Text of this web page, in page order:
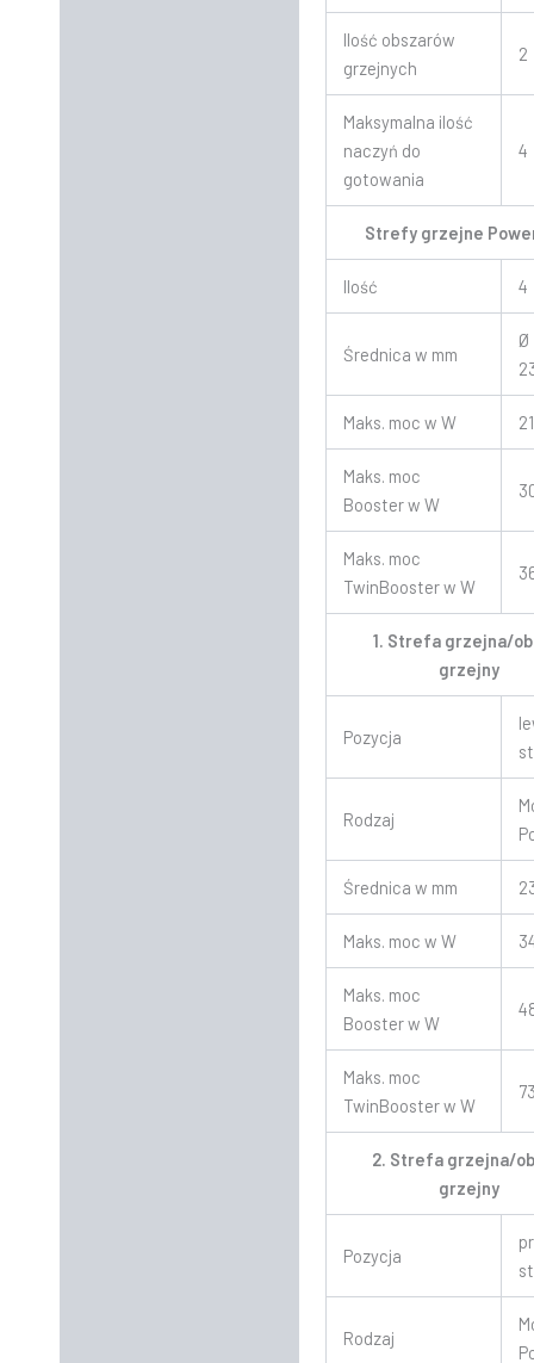
Ilość obszarów
grzejnych
2
Maksymalna ilość
naczyń do
gotowania
4
Strefy grzejne
Ilość 4
Średnica w mm
Ø
Maks. moc w W
Maks. moc
Booster w W
Maks. moc
TwinBooster w W
1. Strefa grzejna/
grzejny
Pozycja
Rodzaj
Średnica w mm
Maks. moc w W
Maks. moc
Booster w W
Maks. moc
TwinBooster w W
2. Strefa grzejna/
grzejny
Pozycja
Rodzaj